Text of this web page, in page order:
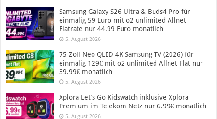
Samsung Galaxy S26 Ultra & Buds4 Pro für
einmalig 59 Euro mit o2 unlimited Allnet
Flatrate nur 44.99 Euro monatlich
5. August 2026
75 Zoll Neo QLED 4K Samsung TV (2026) für
einmalig 129€ mit o2 unlimited Allnet Flat nur
39.99€ monatlich
5. August 2026
Xplora Let’s Go Kidswatch inklusive Xplora
Premium im Telekom Netz nur 6.99€ monatlich
5. August 2026